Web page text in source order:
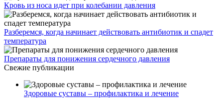
Кровь из носа идет при колебании давления
Разберемся, когда начинает действовать антибиотик и спадет
температура
Препараты для понижения сердечного давления
Свежие публикации
Здоровые суставы – профилактика и лечение